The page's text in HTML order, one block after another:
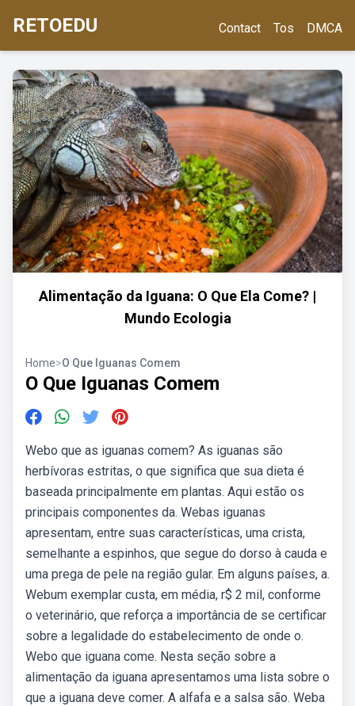
RETOEDU Contact Tos DMCA
Alimentação da Iguana: O Que Ela Come? |
Mundo Ecologia
Home>O Que Iguanas Comem
O Que Iguanas Comem
Webo que as iguanas comem? As iguanas são
herbívoras estritas, o que significa que sua dieta é
baseada principalmente em plantas. Aqui estão os
principais componentes da. Webas iguanas
apresentam, entre suas características, uma crista,
semelhante a espinhos, que segue do dorso à cauda e
uma prega de pele na região gular. Em alguns países, a.
Webum exemplar custa, em média, r$ 2 mil, conforme
o veterinário, que reforça a importância de se certificar
sobre a legalidade do estabelecimento de onde o.
Webo que iguana come. Nesta seção sobre a
alimentação da iguana apresentamos uma lista sobre o
que a iguana deve comer. A alfafa e a salsa são. Weba